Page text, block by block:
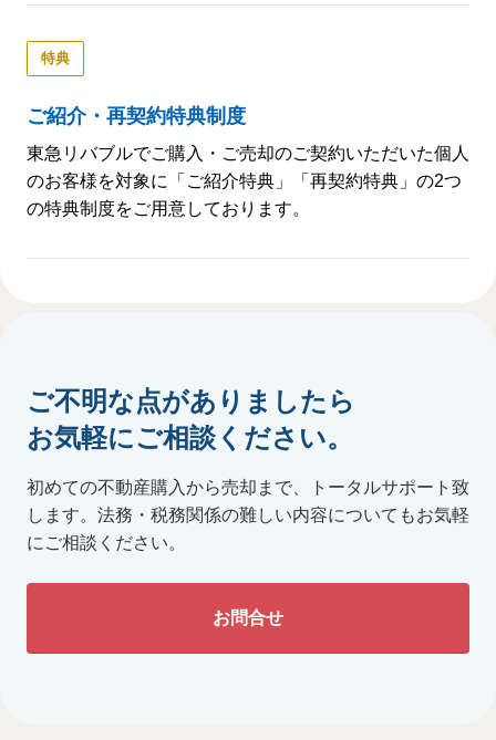
特典
ご紹介・再契約特典制度
東急リバブルでご購入・ご売却のご契約いただいた個人
のお客様を対象に「ご紹介特典」「再契約特典」の2つ
の特典制度をご用意しております。
ご不明な点がありましたら
お気軽にご相談ください。
初めての不動産購入から売却まで、トータルサポート致
します。 法務・税務関係の難しい内容についてもお気軽
にご相談ください。
お問合せ